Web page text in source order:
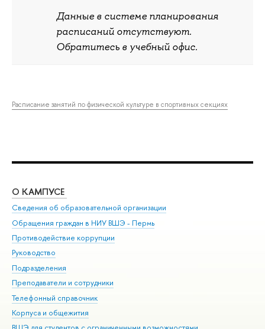
Данные в системе планирования
расписаний отсутствуют.
Обратитесь в учебный офис.
Расписание занятий по физической культуре в спортивных секциях
О КАМПУСЕ
Сведения об образовательной организации
Обращения граждан в НИУ ВШЭ - Пермь
Противодействие коррупции
Руководство
Подразделения
Преподаватели и сотрудники
Телефонный справочник
Корпуса и общежития